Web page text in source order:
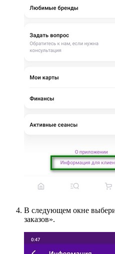
В следующем окне
заказов».